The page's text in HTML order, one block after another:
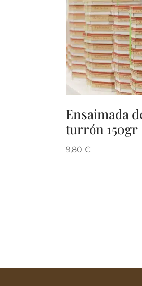
Ensaimada
turrón 150gr
9,80€